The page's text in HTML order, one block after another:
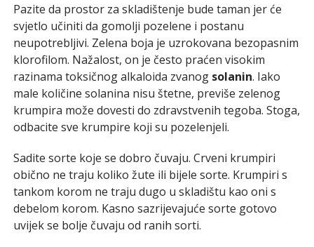
Pazite da prostor za skladištenje bude taman jer će
svjetlo učiniti da gomolji pozelene i postanu
neupotrebljivi. Zelena boja je uzrokovana bezopasnim
klorofilom. Nažalost, on je često praćen visokim
razinama toksičnog alkaloida zvanog solanin. Iako
male količine solanina nisu štetne, previše zelenog
krumpira može dovesti do zdravstvenih tegoba. Stoga,
odbacite sve krumpire koji su pozelenjeli.
Sadite sorte koje se dobro čuvaju. Crveni krumpiri
obično ne traju koliko žute ili bijele sorte. Krumpiri s
tankom korom ne traju dugo u skladištu kao oni s
debelom korom. Kasno sazrijevajuće sorte gotovo
uvijek se bolje čuvaju od ranih sorti.